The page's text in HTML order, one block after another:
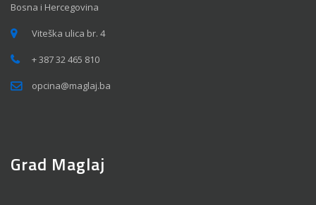
Bosna i Hercegovina
Viteška ulica br. 4
+ 387 32 465 810
opcina@maglaj.ba
Grad Maglaj